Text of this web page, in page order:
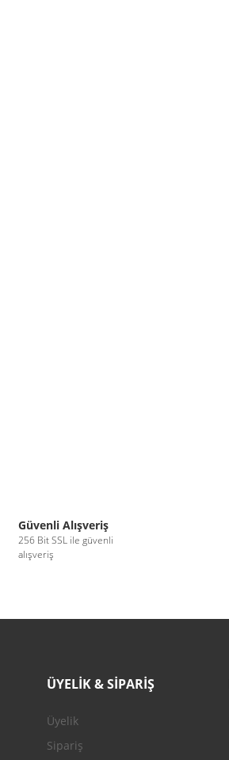
Güvenli Alışveriş
256 Bit SSL ile güvenli
alışveriş
ÜYELİK & SİPARİŞ
Üyelik
Sipariş